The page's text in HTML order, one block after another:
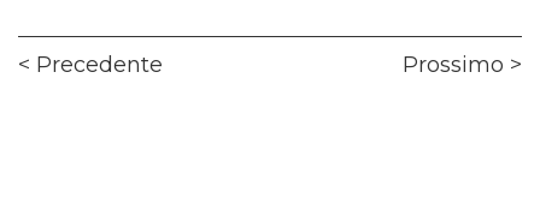
Navigazione
Precedente Prossimo